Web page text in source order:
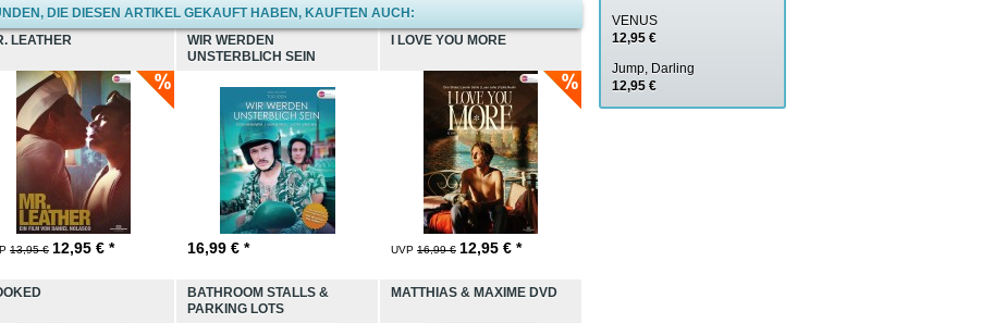
DIE DIESEN ARTIKEL GEKAUFT HABEN, KAUFTEN AUCH:
LEATHER
13,95 € 12,95 € *
WIR WERDEN
UNSTERBLICH SEIN
16,99 € *
I LOVE YOU MORE
UVP 16,99 € 12,95 € *
BATHROOM STALLS &
PARKING LOTS
MATTHIAS & MAXIME DVD
VENUS
12,95 €
Jump, Darling
12,95 €